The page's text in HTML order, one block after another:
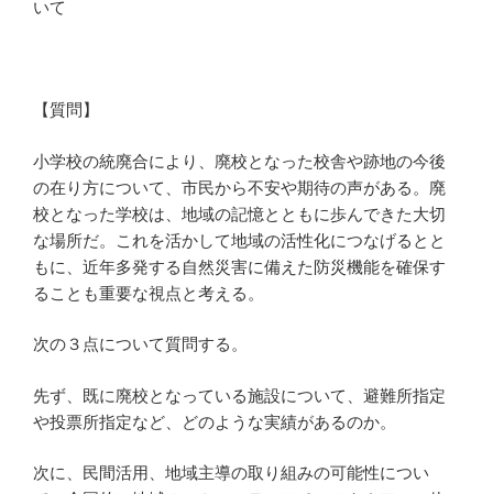
いて
【質問】
小学校の統廃合により、廃校となった校舎や跡地の今後
の在り方について、市民から不安や期待の声がある。廃
校となった学校は、地域の記憶とともに歩んできた大切
な場所だ。これを活かして地域の活性化につなげるとと
もに、近年多発する自然災害に備えた防災機能を確保す
ることも重要な視点と考える。
次の３点について質問する。
先ず、既に廃校となっている施設について、避難所指定
や投票所指定など、どのような実績があるのか。
次に、民間活用、地域主導の取り組みの可能性につい